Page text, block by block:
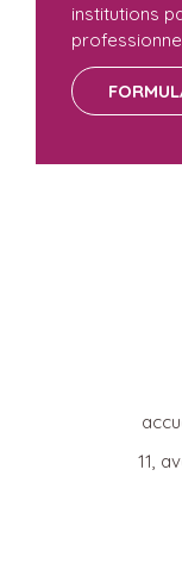
institutions
11,